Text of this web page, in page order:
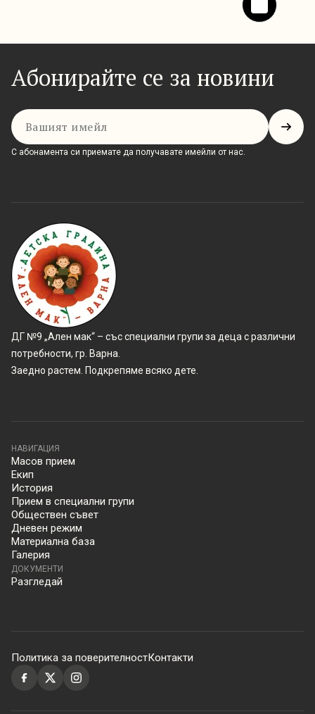
Абонирайте се за новини
Имейл
С абонамента си приемате да получавате имейли от нас.
ДГ №9 „Ален мак“ – със специални групи за деца с различни
потребности, гр. Варна.
Заедно растем. Подкрепяме всяко дете.
НАВИГАЦИЯ
Масов прием
Екип
История
Прием в специални групи
Обществен съвет
Дневен режим
Материална база
Галерия
ДОКУМЕНТИ
Разгледай
Политика за поверителностКонтакти